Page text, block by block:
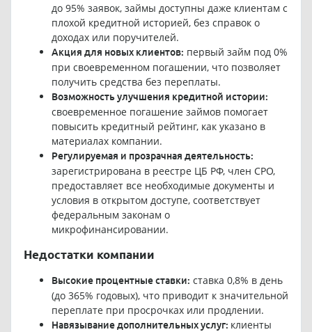
до 95% заявок, займы доступны даже клиентам с
плохой кредитной историей, без справок о
доходах или поручителей.
Акция для новых клиентов: первый займ под 0%
при своевременном погашении, что позволяет
получить средства без переплаты.
Возможность улучшения кредитной истории:
своевременное погашение займов помогает
повысить кредитный рейтинг, как указано в
материалах компании.
Регулируемая и прозрачная деятельность:
зарегистрирована в реестре ЦБ РФ, член СРО,
предоставляет все необходимые документы и
условия в открытом доступе, соответствует
федеральным законам о
микрофинансировании.
Недостатки компании
Высокие процентные ставки: ставка 0,8% в день
(до 365% годовых), что приводит к значительной
переплате при просрочках или продлении.
Навязывание дополнительных услуг: клиенты